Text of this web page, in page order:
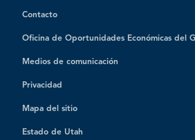
Contacto
Oficina de Oportunidades Económicas del
Medios de comunicación
Privacidad
Mapa del sitio
Estado de Utah